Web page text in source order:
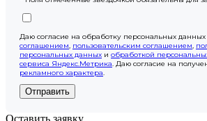
Даю согласие на обработку персональных данных
соглашением, пользовательским соглашением,
персональных данных и обработкой
сервиса Яндекс.Метрика. Даю согласие на
рекламного характера.
Отправить
Оставить заявку